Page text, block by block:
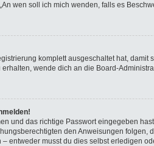
wen soll ich mich wenden, falls es
komplett ausgeschaltet hat,
wende dich an die Board-
und das richtige Passwort eingegeben
den Anweisungen
entweder musst du dies selbst erledigen